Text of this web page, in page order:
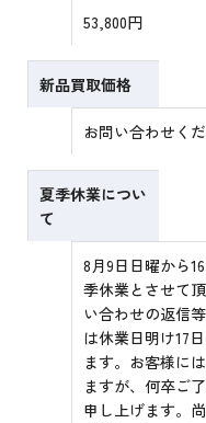
53,800円
新品買取価格
お問い合わせくだ
夏季休業につい
て
8月9日日曜から
季休業とさせて
い合わせの返信
は休業日明け17
ます。お客様に
ますが、何卒ご
申し上げます。